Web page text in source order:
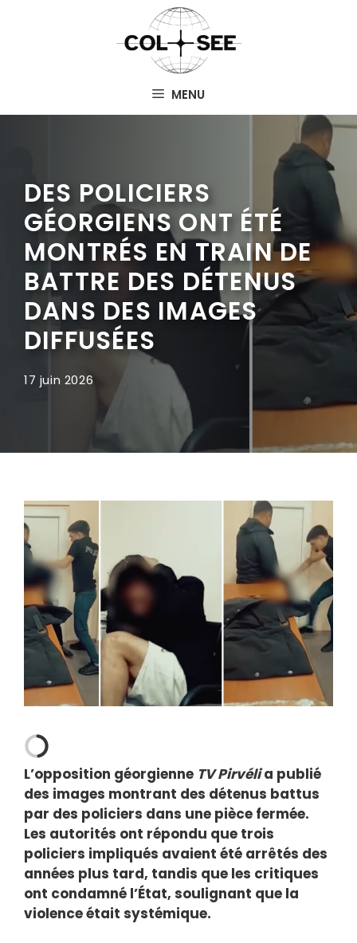
MENU
DES POLICIERS
GÉORGIENS ONT ÉTÉ
MONTRÉS EN TRAIN DE
BATTRE DES DÉTENUS
DANS DES IMAGES
DIFFUSÉES
17 juin 2026
L’opposition géorgienne TV Pirvélia publié
des images montrant des détenus battus
par des policiers dans une pièce fermée.
Les autorités ont répondu que trois
policiers impliqués avaient été arrêtés des
années plus tard, tandis que les critiques
ont condamné l’État, soulignant que la
violence était systémique.